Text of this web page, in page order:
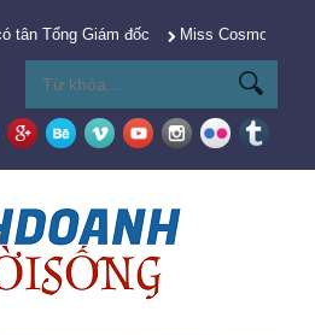
tân Tổng Giám đốc Miss Cosmo 2025